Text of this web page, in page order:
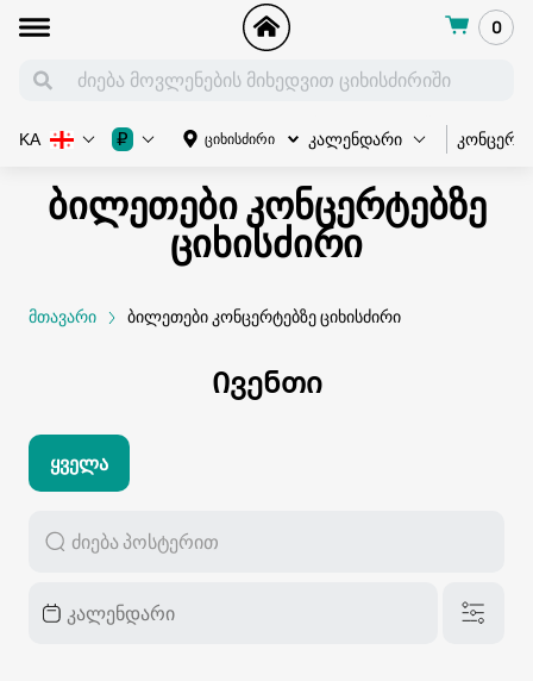
0
ციხისძირი კალენდარი
KA ₽
ბილეთები კონცერტებზე
ციხისძირი
მთავარი ბილეთები კონცერტებზე ციხისძირი
Ივენთი
Ყველა